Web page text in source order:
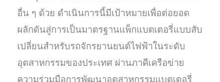
อื่น ๆ ด้วย ดำเนินการนี้มีเป้าหมายเพื่อต่อยอด
ผลักดันสู่การเป็นมาตรฐานแพ็กแบตเตอรี่แบบสับ
เปลี่ยนสำหรับรถจักรยานยนต์ไฟฟ้าในระดับ
อุตสาหกรรมของประเทศ ผ่านภาคีเครือข่าย
ความร่วมมือการพัฒนาอุตสาหกรรมแบตเตอรี่